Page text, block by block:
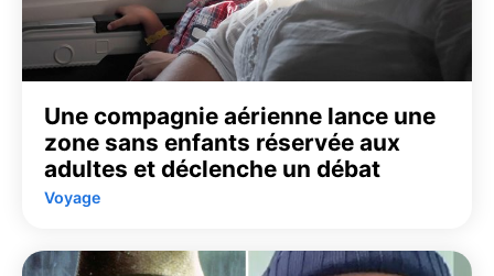
Une compagnie aérienne lance une
zone sans enfants réservée aux
adultes et déclenche un débat
Voyage